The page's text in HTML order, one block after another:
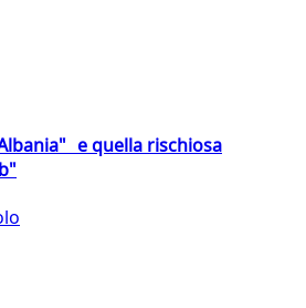
e quella rischiosa